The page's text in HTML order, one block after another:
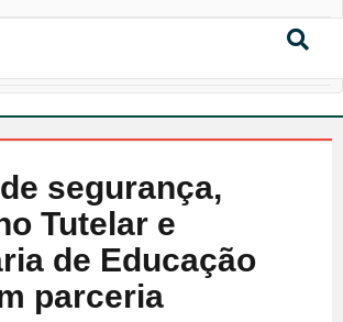
segurança,
Tutelar e
de Educação
parceria